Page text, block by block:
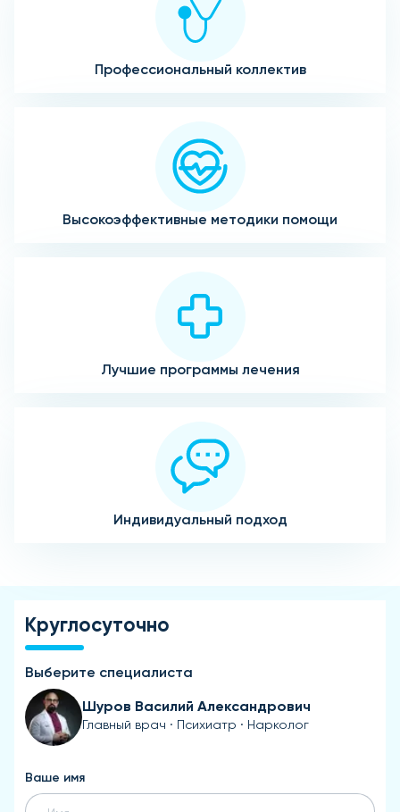
Профессиональный коллектив
Высокоэффективные методики помощи
Лучшие программы лечения
Индивидуальный подход
Круглосуточно
Выберите специалиста
Шуров Василий Александрович
Главный врач · Психиатр · Нарколог
Ваше имя